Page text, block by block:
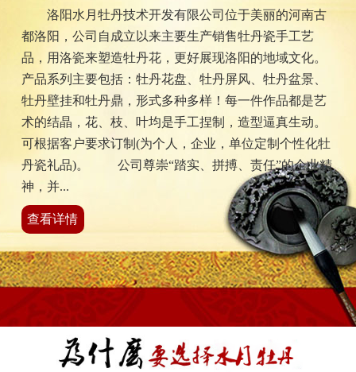
洛阳水月牡丹技术开发有限公司位于美丽的河南古
都洛阳，公司自成立以来主要生产销售牡丹瓷手工艺
品，用洛瓷来塑造牡丹花，更好展现洛阳的地域文化。
产品系列主要包括：牡丹花盘、牡丹屏风、牡丹盆景、
牡丹壁挂和牡丹鼎，形式多种多样！每一件作品都是艺
术的结晶，花、枝、叶均是手工捏制，造型逼真生动。
可根据客户要求订制(为个人，企业，单位定制个性化牡
丹瓷礼品)。 公司尊崇“踏实、拼搏、责任”的企业精
神，并...
查看详情